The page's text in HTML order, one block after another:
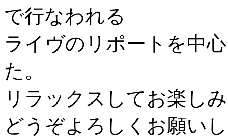
で行なわれる
ライヴのリポートを中
た。
リラックスしてお楽し
どうぞよろしくお願い